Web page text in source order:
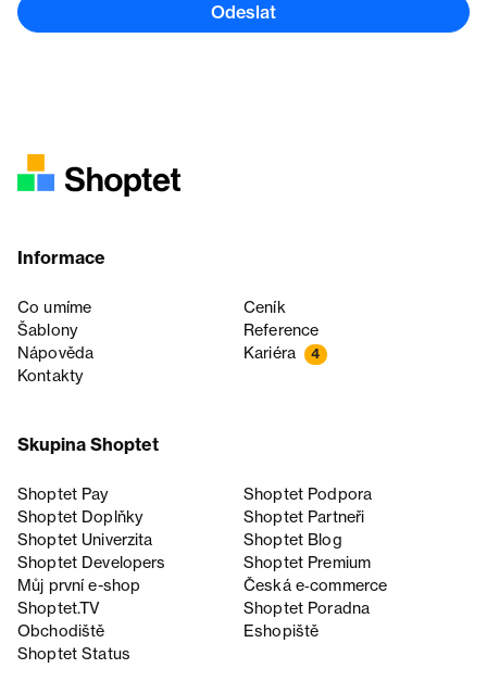
Odeslat
Informace
Co umíme
Ceník
Šablony
Reference
Nápověda
Kariéra 4
Kontakty
Skupina Shoptet
Shoptet Pay
Shoptet Podpora
Shoptet Doplňky
Shoptet Partneři
Shoptet Univerzita
Shoptet Blog
Shoptet Developers
Shoptet Premium
Můj první e-shop
Česká e‑commerce
Shoptet.TV
Shoptet Poradna
Obchodiště
Eshopiště
Shoptet Status